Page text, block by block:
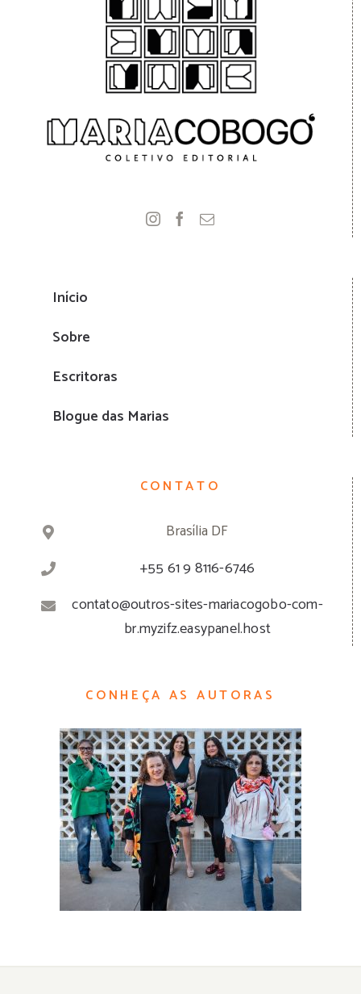
Início
Sobre
Escritoras
Blogue das Marias
CONTATO
Brasília DF
+55 61 9 8116-6746
contato@outros-sites-mariacogobo-com-
br.myzifz.easypanel.host
CONHEÇA AS AUTORAS